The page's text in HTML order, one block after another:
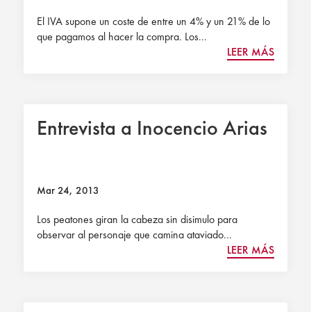
El IVA supone un coste de entre un 4% y un 21% de lo
que pagamos al hacer la compra. Los...
LEER MÁS
Entrevista a Inocencio Arias
Mar 24, 2013
Los peatones giran la cabeza sin disimulo para
observar al personaje que camina ataviado...
LEER MÁS